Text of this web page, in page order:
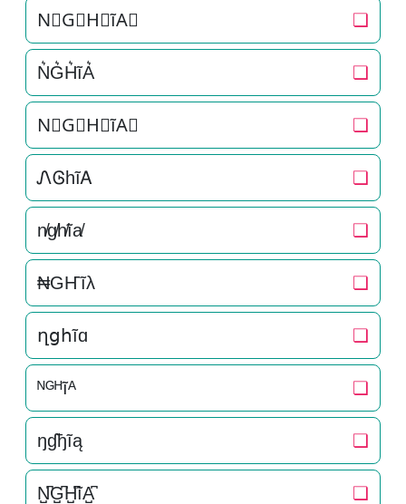
N⃗G⃗H⃗ĩA⃗ ❏
N͛G͛H͛ĩA͛ ❏
N⃒G⃒H⃒ĩA⃒ ❏
ᏁᎶhĩᎪ ❏
n̸g̸h̸ĩa̸ ❏
₦GҤĩλ ❏
ղցհĩɑ ❏
ᴺᴳᴴĩᴬ ❏
ŋɠђĩą ❏
N̺͆G̺͆H̺͆ĩA̺͆ ❏